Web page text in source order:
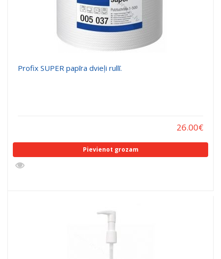
Profix SUPER papīra dvieļi rullī.
26.00€
Pievienot grozam